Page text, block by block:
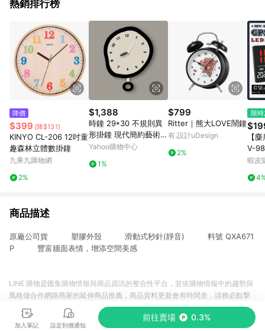
熱銷排行榜
降價
$399 (降$131)
KINYO CL-206 12吋童
趣森林立體數掛鐘
九乘九購物網
2%
$1,388
時鐘 29*30 不規則異
形掛鐘 現代簡約藝術
創意鐘錶 客廳臥室壁掛
Yahoo購物中心
1%
$799
Ritter｜熊大LOVE鬧鐘
有.設計uDesign
2%
限
【
V-
鬧鐘
鐘
蝦皮
商品描述
原廠公司貨 塑膠外殼 滑動式秒針(靜音) 料號 QXA671
P 豐富牆面表情，增添空間美感
加入筆記 設定到價通知
前往賣場 0.3%
LINE 購物是匯集購物情報與商品資訊的整合性平台，並依購物情報中的趨勢與
風格做合作網路商家的延伸商品推薦，商品資料更新會有時間差，請務必點擊
商品至各合作網路商家，確認現售價與購物條件，一切資訊以合作廠商網頁為
準。